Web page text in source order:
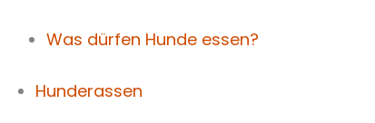
Was dürfen Hunde essen?
Hunderassen